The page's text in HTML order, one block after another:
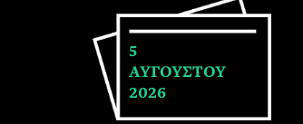
5
ΑΥΓΟΥΣΤΟΥ
2026